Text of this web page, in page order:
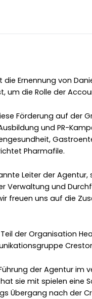
Ernennung von
um die Rolle der
Förderung auf der
und PR-
Pharmafile.
Leiter der
Verwaltung und
freuen uns auf die
der Organisation
der Agentur im
sie mit spielen eine
Übergang nach der